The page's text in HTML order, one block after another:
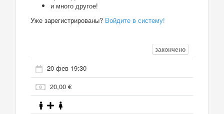
и много другое!
Уже зарегистрированы? Войдите в систему!
закончено
20 фев 19:30
20,00 €